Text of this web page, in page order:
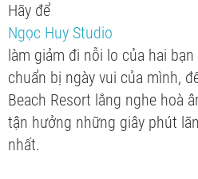
Hãy để
Ngọc Huy Studio
làm giảm đi nỗi lo của hai
chuẩn bị ngày vui của mình,
Beach Resort lắng nghe hoà
tận hưởng những giây phút
nhất.